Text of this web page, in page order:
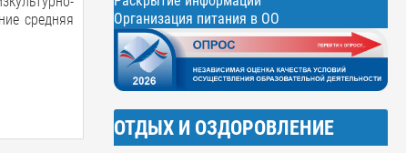
средняя
Организация питания в ОО
ОТДЫХ И ОЗДОРОВЛЕНИЕ